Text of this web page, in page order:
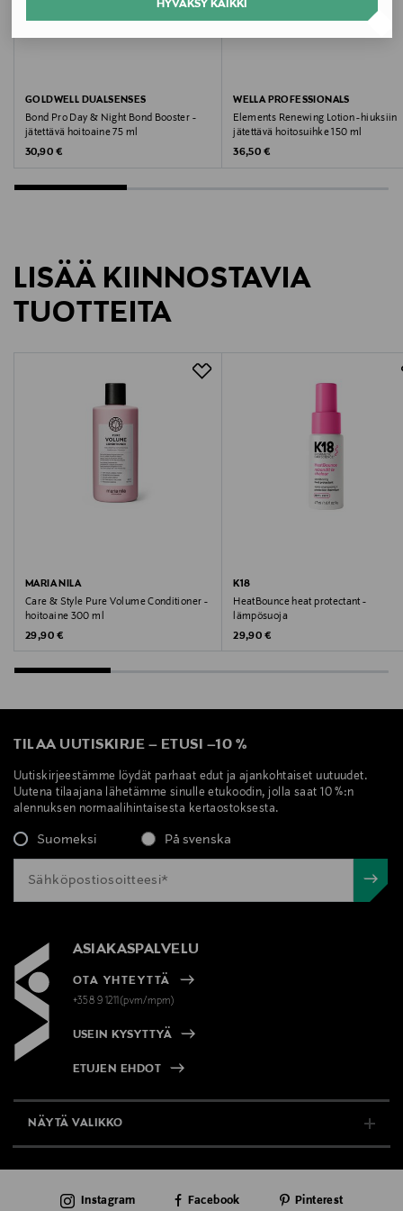
HYVÄKSY KAIKKI
150 ML
Valmistusmaa
Kao Finland Oy
Unioninkatu 24, 00130, Helsinki, Finland
Digitaalinen osoite
asiakaspalvelu@kao.com
GOLDWELL DUALSENSES
Bond Pro Day & Night Bond Booster -
jätettävä hoitoaine 75 ml
Original Price
30,90 €
WELLA PROFESSIONALS
Elements Renewing Lotion -hiuksiin
jätettävä hoitosuihke 150 ml
Original Price
36,50 €
LISÄÄ KIINNOSTAVIA
TUOTTEITA
MARIA NILA
Care & Style Pure Volume Conditioner -
hoitoaine 300 ml
Original Price
29,90 €
K18
HeatBounce heat protectant -
lämpösuoja
Original Price
29,90 €
TILAA UUTISKIRJE – ETUSI –10 %
Uutiskirjeestämme löydät parhaat edut ja ajankohtaiset uutuudet.
Uutena tilaajana lähetämme sinulle etukoodin, jolla saat 10 %:n
alennuksen normaalihintaisesta kertaostoksesta.
Suomeksi På svenska
ASIAKASPALVELU
OTA YHTEYTTÄ
+358 9 1211(pvm/mpm)
USEIN KYSYTTYÄ
ETUJEN EHDOT
NÄYTÄ VALIKKO
AJANKOHTAISTA
Instagram Facebook Pinterest